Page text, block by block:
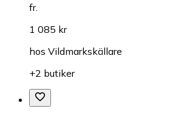
fr.
1 085 kr
hos Vildmarkskällare
+2 butiker